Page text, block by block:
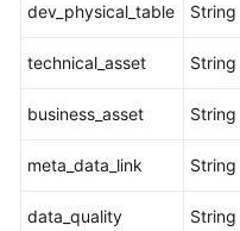
用
考
产
dev_physical_table String
technical_asset String
business_asset String
meta_data_link String
data_quality String